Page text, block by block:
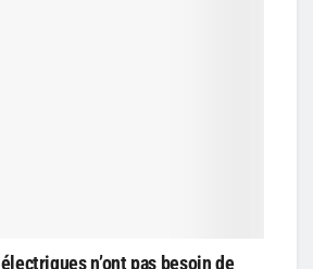
n’ont pas besoin de